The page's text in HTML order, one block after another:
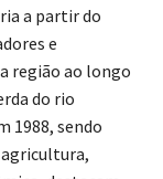
a partir do
e
região ao longo
do rio
1988, sendo